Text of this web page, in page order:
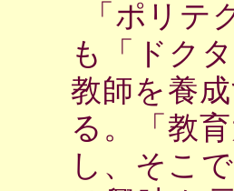
「ポリ
も「ドク
教師を養
る。「教
し、そこ